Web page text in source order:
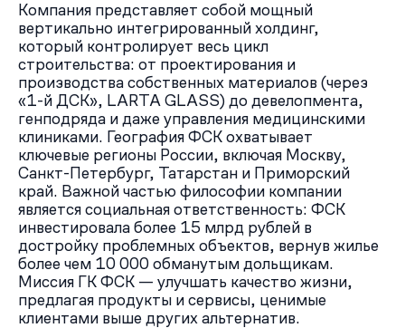
Компания представляет собой мощный
вертикально интегрированный холдинг,
который контролирует весь цикл
строительства: от проектирования и
производства собственных материалов (через
«1-й ДСК», LARTA GLASS) до девелопмента,
генподряда и даже управления медицинскими
клиниками. География ФСК охватывает
ключевые регионы России, включая Москву,
Санкт-Петербург, Татарстан и Приморский
край. Важной частью философии компании
является социальная ответственность: ФСК
инвестировала более 15 млрд рублей в
достройку проблемных объектов, вернув жилье
более чем 10 000 обманутым дольщикам.
Миссия ГК ФСК — улучшать качество жизни,
предлагая продукты и сервисы, ценимые
клиентами выше других альтернатив.